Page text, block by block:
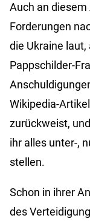
Auch an
Forderungen
die Ukraine
Pappschilder-
Wikipedia-
zurückweist,
ihr alles unter-,
stellen.
Schon in ihrer
des